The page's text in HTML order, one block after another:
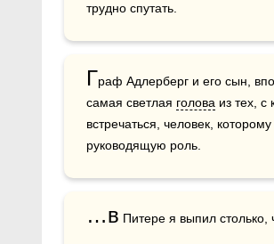
трудно спутать.
Граф Адлерберг и его сын,
самая светлая голова из тех,
встречаться, человек,
руководящую роль.
…в Питере я выпил